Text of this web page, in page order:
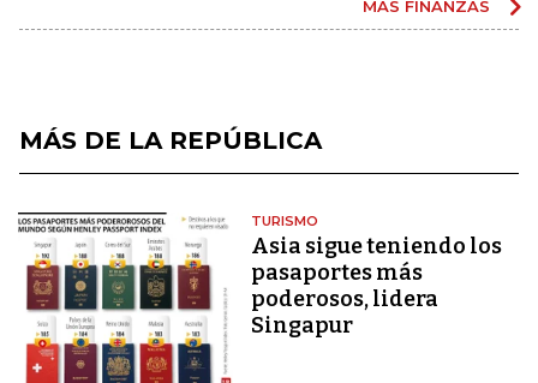
MÁS FINANZAS
MÁS DE LA REPÚBLICA
TURISMO
Asia sigue teniendo los
pasaportes más
poderosos, lidera
Singapur